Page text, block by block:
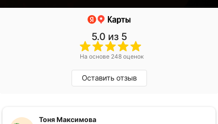
5.0 из 5
На основе 248 оценок
Оставить отзыв
Тоня Максимова